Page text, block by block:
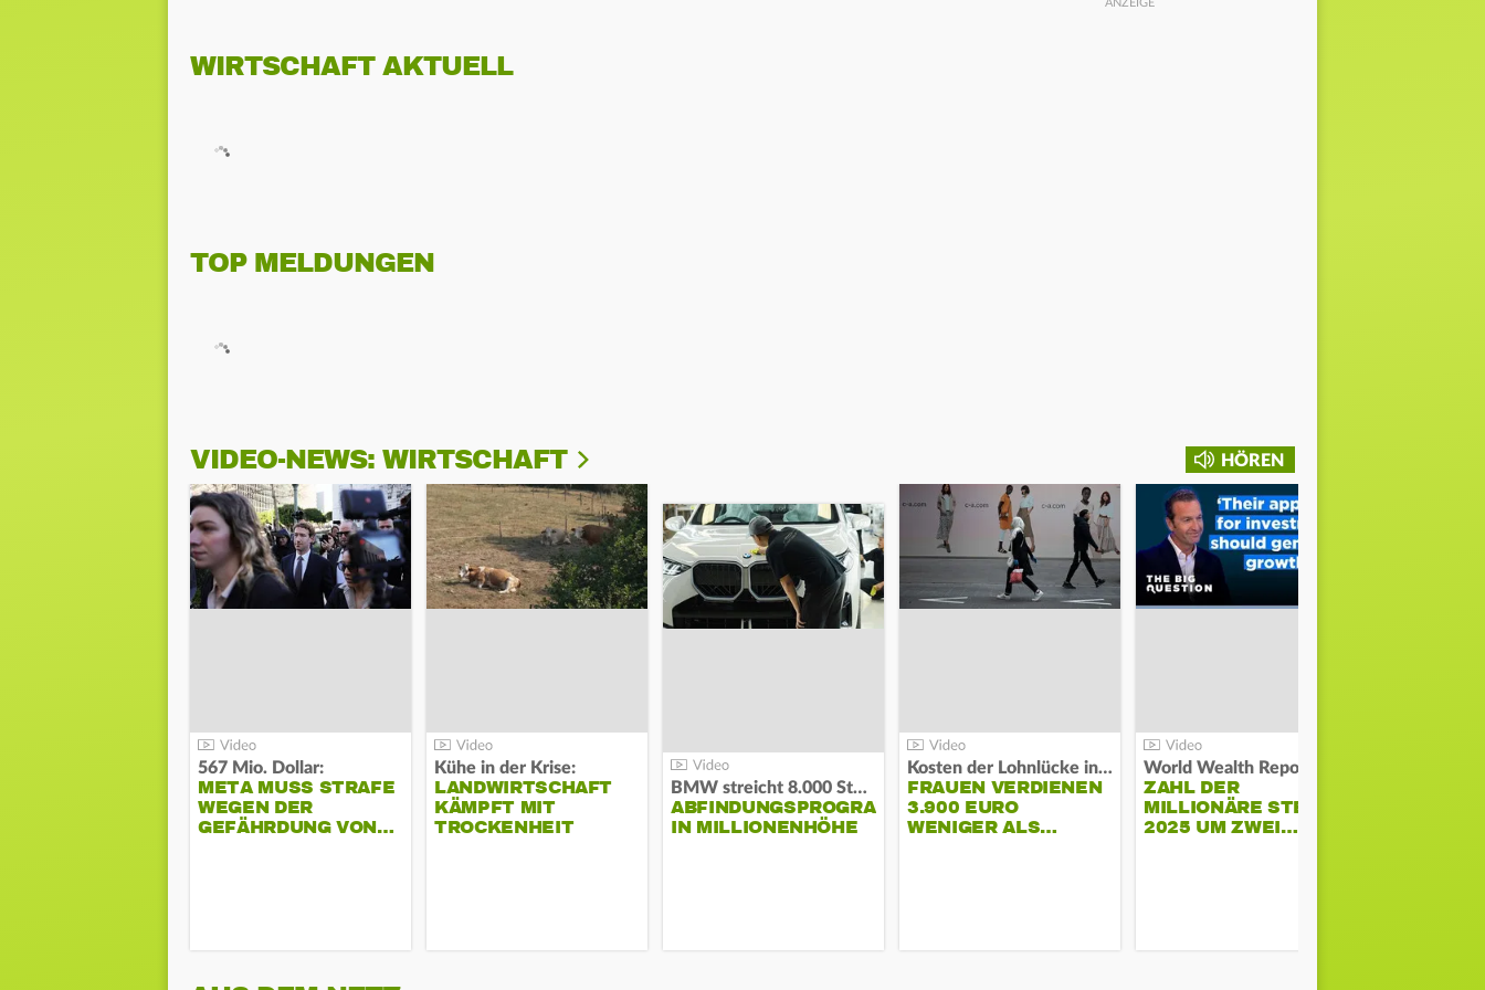
WIRTSCHAFT AKTUELL
TOP MELDUNGEN
HÖREN
VIDEO-NEWS: WIRTSCHAFT
567 Mio. Dollar:
META MUSS STRAFE
WEGEN DER
GEFÄHRDUNG VON…
Kühe in der Krise:
LANDWIRTSCHAFT
KÄMPFT MIT
TROCKENHEIT
BMW streicht 8.000 Stellen:
ABFINDUNGSPROGRAMM
IN MILLIONENHÖHE
Kosten der Lohnlücke in der EU:
FRAUEN VERDIENEN
3.900 EURO
WENIGER ALS…
World Wealth Report:
ZAHL DER
MILLIONÄRE STEIGT
2025 UM ZWEI…